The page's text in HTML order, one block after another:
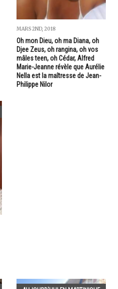
MARS 2ND, 2018
Oh mon Dieu, oh ma Diana, oh
Djee Zeus, oh rangina, oh vos
mâles teen, oh Cédar, Alfred
Marie-Jeanne révèle que Aurélie
Nella est la maîtresse de Jean-
Philippe Nilor